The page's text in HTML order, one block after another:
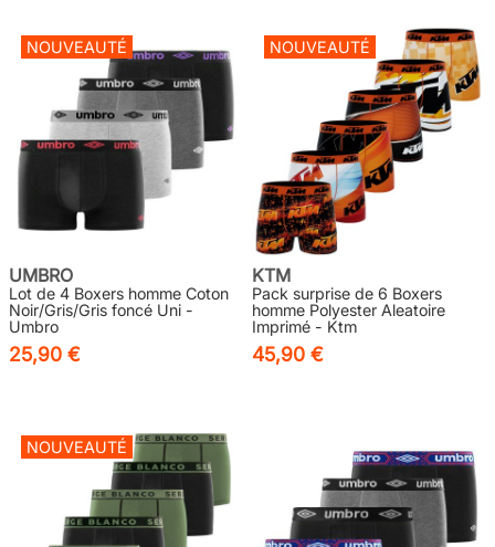
NOUVEAUTÉ
UMBRO
Lot de 4 Boxers homme Coton
Noir/Gris/Gris foncé Uni -
Umbro
25,90 €
NOUVEAUTÉ
KTM
Pack surprise de 6 Boxers
homme Polyester Aleatoire
Imprimé - Ktm
45,90 €
NOUVEAUTÉ